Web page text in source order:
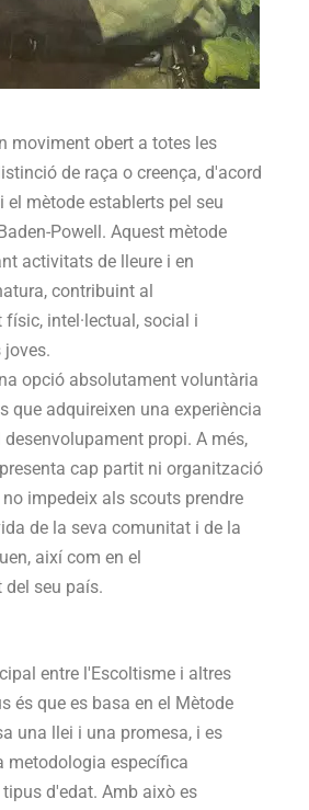
moviment obert a totes les
de raça o creença, d'acord
el mètode establerts pel seu
Powell. Aquest mètode
activitats de lleure i en
contribuint al
intel·lectual, social i
opció absolutament voluntària
que adquireixen una experiència
propi. A més,
cap partit ni organització
impedeix als scouts prendre
de la seva comunitat i de la
així com en el
seu país.
entre l'Escoltisme i altres
és que es basa en el Mètode
una llei i una promesa, i es
metodologia específica
d'edat. Amb això es